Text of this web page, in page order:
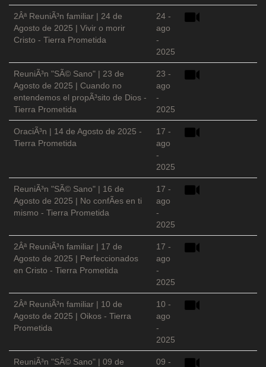
2Âª ReuniÃ³n familiar | 24 de
Agosto de 2025 | Vivir o morir
Cristo - Tierra Prometida
24 -
ago
-
2025
ReuniÃ³n "SÃ© Sano" | 23 de
Agosto de 2025 | Cuando no
entendemos el propÃ³sito de Dios -
Tierra Prometida
23 -
ago
-
2025
OraciÃ³n | 14 de Agosto de 2025 -
Tierra Prometida
17 -
ago
-
2025
ReuniÃ³n "SÃ© Sano" | 16 de
Agosto de 2025 | No confÃ­es en ti
mismo - Tierra Prometida
17 -
ago
-
2025
2Âª ReuniÃ³n familiar | 17 de
Agosto de 2025 | Perfeccionados
en Cristo - Tierra Prometida
17 -
ago
-
2025
2Âª ReuniÃ³n familiar | 10 de
Agosto de 2025 | Oikos - Tierra
Prometida
10 -
ago
-
2025
ReuniÃ³n "SÃ© Sano" | 09 de
09 -